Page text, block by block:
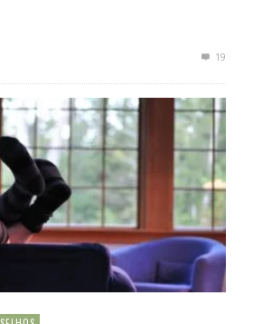
19